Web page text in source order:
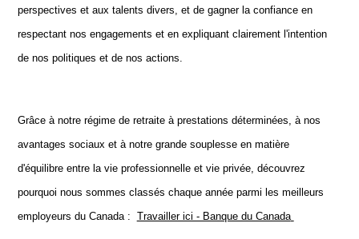
perspectives et aux talents divers, et de gagner la confiance en
respectant nos engagements et en expliquant clairement l'intention
de nos politiques et de nos actions.
Grâce à notre régime de retraite à prestations déterminées, à nos
avantages sociaux et à notre grande souplesse en matière
d'équilibre entre la vie professionnelle et vie privée, découvrez
pourquoi nous sommes classés chaque année parmi les meilleurs
employeurs du Canada : Travailler ici - Banque du Canada